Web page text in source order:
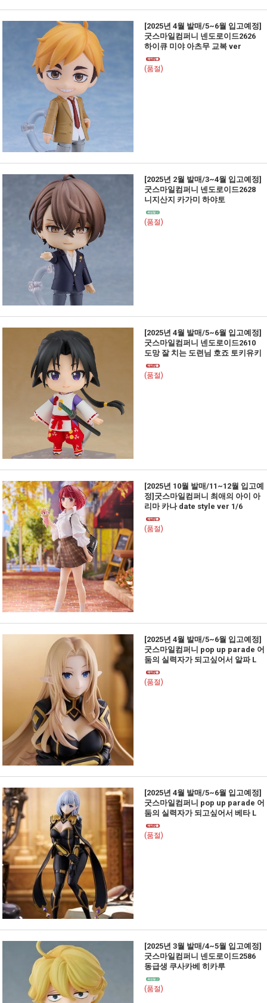
[2025년 4월 발매/5~6월 입고예정]
굿스마일컴퍼니 넨도로이드2626
하이큐 미야 아츠무 교복 ver
(품절)
[2025년 2월 발매/3~4월 입고예정]
굿스마일컴퍼니 넨도로이드2628
니지산지 카가미 하야토
(품절)
[2025년 4월 발매/5~6월 입고예정]
굿스마일컴퍼니 넨도로이드2610
도망 잘 치는 도련님 호죠 토키유키
(품절)
[2025년 10월 발매/11~12월 입고예
정]굿스마일컴퍼니 최애의 아이 아
리마 카나 date style ver 1/6
(품절)
[2025년 4월 발매/5~6월 입고예정]
굿스마일컴퍼니 pop up parade 어
둠의 실력자가 되고싶어서 알파 L
(품절)
[2025년 4월 발매/5~6월 입고예정]
굿스마일컴퍼니 pop up parade 어
둠의 실력자가 되고싶어서 베타 L
(품절)
[2025년 3월 발매/4~5월 입고예정]
굿스마일컴퍼니 넨도로이드2586
동급생 쿠사카베 히카루
(품절)